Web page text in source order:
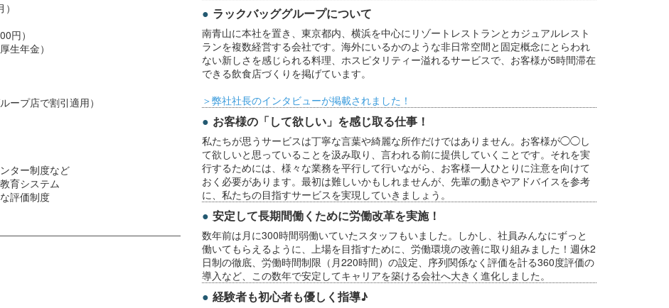
円）
生年金）
ープ店で割引適用）
ター制度など
育システム
評価制度
ラックバッググループについて
南青山に本社を置き、東京都内、横浜を中心にリゾートレストランとカジュアルレスト
ランを複数経営する会社です。海外にいるかのような非日常空間と固定概念にとらわれ
ない新しさを感じられる料理、ホスピタリティー溢れるサービスで、お客様が5時間滞在
できる飲食店づくりを掲げています。
＞弊社社長のインタビューが掲載されました！
お客様の「して欲しい」を感じ取る仕事！
私たちが思うサービスは丁寧な言葉や綺麗な所作だけではありません。お客様が◯◯し
て欲しいと思っていることを汲み取り、言われる前に提供していくことです。それを実
行するためには、様々な業務を平行して行いながら、お客様一人ひとりに注意を向けて
おく必要があります。最初は難しいかもしれませんが、先輩の動きやアドバイスを参考
に、私たちの目指すサービスを実現していきましょう。
安定して長期間働くために労働改革を実施！
数年前は月に300時間弱働いていたスタッフもいました。しかし、社員みんなにずっと
働いてもらえるように、上場を目指すために、労働環境の改善に取り組みました！週休2
日制の徹底、労働時間制限（月220時間）の設定、序列関係なく評価を計る360度評価の
導入など、この数年で安定してキャリアを築ける会社へ大きく進化しました。
経験者も初心者も優しく指導♪